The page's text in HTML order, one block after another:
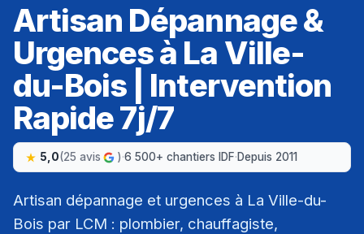
Artisan Dépannage &
Urgences à La Ville-
du-Bois | Intervention
Rapide 7j/7
5,0(25 avis )·6 500+ chantiers IDF·Depuis 2011
Artisan dépannage et urgences à La Ville-du-
Bois par LCM : plombier, chauffagiste,